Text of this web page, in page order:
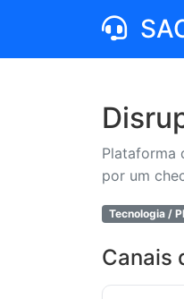
Plataforma
por um
Tecnologia /
Canais